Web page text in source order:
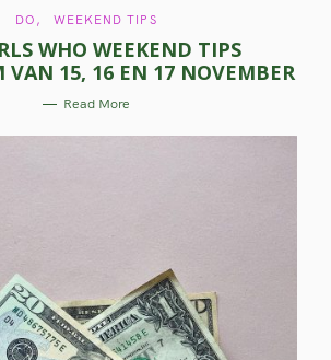
C
T
E
G
R
I
S
DO WEEKEND TIPS
WHO WEEKEND TIPS
VAN 15, 16 EN 17 NOVEMBER
Read More